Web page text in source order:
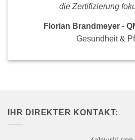
die Zertifizierung
Florian Brandmeyer -
Gesundheit &
IHR DIREKTER KONTAKT: